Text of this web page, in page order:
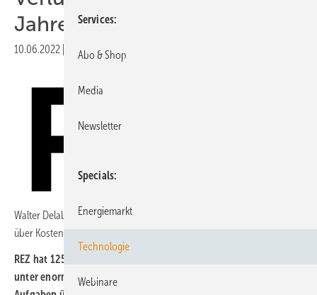
Jahren
10.06.2022 Veröffentlicht in
Walter Delabar, Geschäftsführer Regenerative Energien Zernsee (REZ),
über Kosten, Risiken und Chancen.
REZ hat 125 Anlagen in der Betriebsführung. Betreiber stehen
unter enormem Kostendruck. Betriebsführer sollen immer mehr
Services
Abo & Shop
Media
Newsletter
Specials
Energiemarkt
Technologie
Webinare